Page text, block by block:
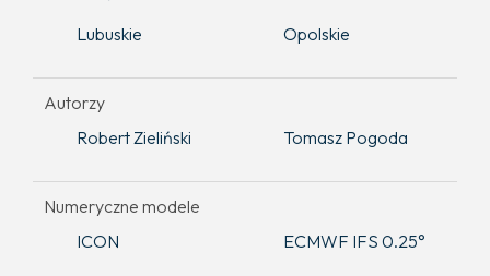
Lubuskie
Opolskie
Autorzy
Robert Zieliński
Tomasz Pogoda
Numeryczne modele
ICON
ECMWF IFS 0.25°